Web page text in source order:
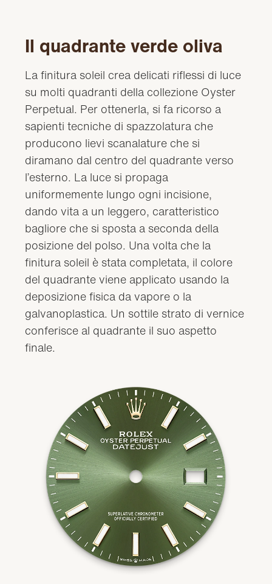
Il quadrante verde oliva
La finitura soleil crea delicati riflessi di luce
su molti quadranti della collezione Oyster
Perpetual. Per ottenerla, si fa ricorso a
sapienti tecniche di spazzolatura che
producono lievi scanalature che si
diramano dal centro del quadrante verso
l’esterno. La luce si propaga
uniformemente lungo ogni incisione,
dando vita a un leggero, caratteristico
bagliore che si sposta a seconda della
posizione del polso. Una volta che la
finitura soleil è stata completata, il colore
del quadrante viene applicato usando la
deposizione fisica da vapore o la
galvanoplastica. Un sottile strato di vernice
conferisce al quadrante il suo aspetto
finale.